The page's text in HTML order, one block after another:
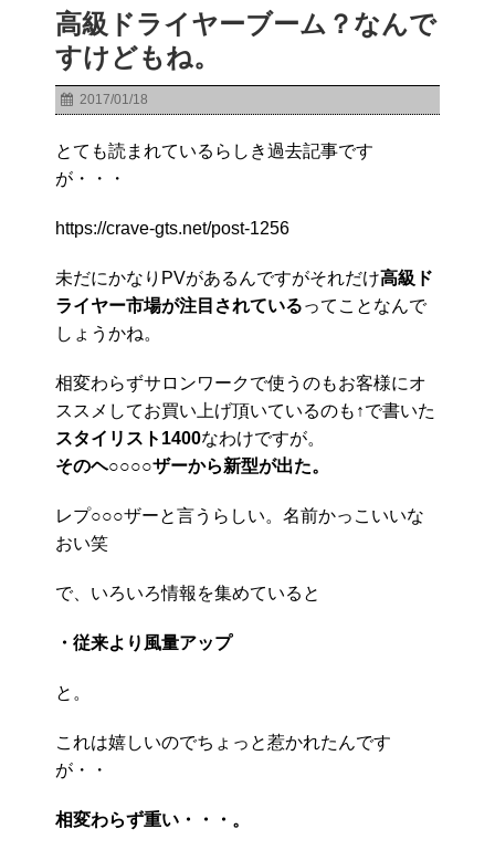
高級ドライヤーブーム？なんで
すけどもね。
2017/01/18
とても読まれているらしき過去記事です
が・・・
https://crave-gts.net/post-1256
未だにかなりPVがあるんですがそれだけ高級ド
ライヤー市場が注目されているってことなんで
しょうかね。
相変わらずサロンワークで使うのもお客様にオ
ススメしてお買い上げ頂いているのも↑で書いた
スタイリスト1400なわけですが。
そのヘ○○○○ザーから新型が出た。
レプ○○○ザーと言うらしい。名前かっこいいな
おい笑
で、いろいろ情報を集めていると
・従来より風量アップ
と。
これは嬉しいのでちょっと惹かれたんです
が・・
相変わらず重い・・・。